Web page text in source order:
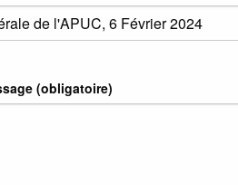
(obligatoire)